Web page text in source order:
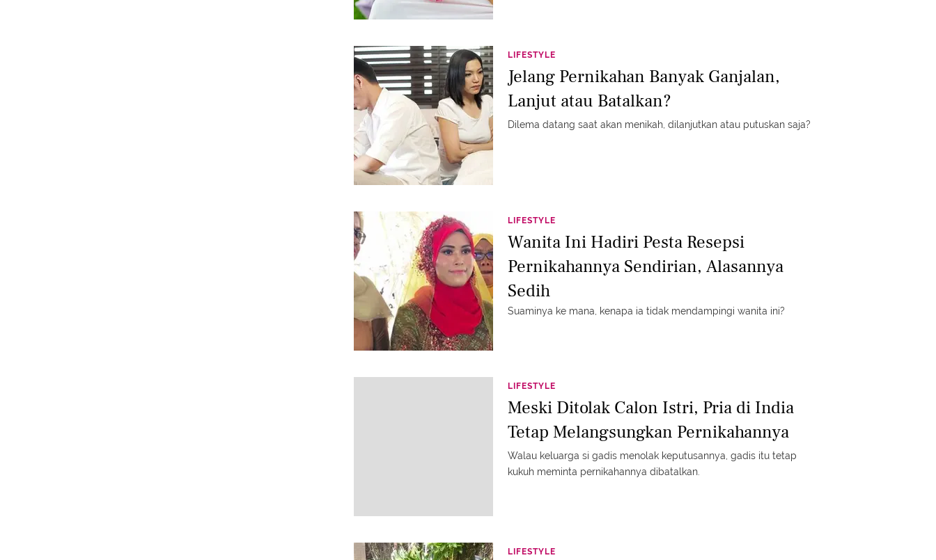
LIFESTYLE
Jelang Pernikahan Banyak Ganjalan,
Lanjut atau Batalkan?
Dilema datang saat akan menikah, dilanjutkan atau putuskan saja?
LIFESTYLE
Wanita Ini Hadiri Pesta Resepsi
Pernikahannya Sendirian, Alasannya
Sedih
Suaminya ke mana, kenapa ia tidak mendampingi wanita ini?
LIFESTYLE
Meski Ditolak Calon Istri, Pria di India
Tetap Melangsungkan Pernikahannya
Walau keluarga si gadis menolak keputusannya, gadis itu tetap
kukuh meminta pernikahannya dibatalkan.
LIFESTYLE